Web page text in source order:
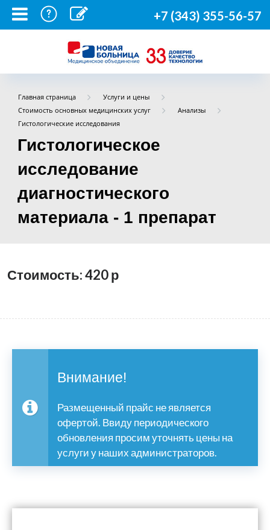
+7 (343) 355-56-57
Главная страница
Услуги и цены
Стоимость основных медицинских услуг
Анализы
Гистологические исследования
Гистологическое
исследование
диагностического
материала - 1 препарат
Стоимость: 420р
Внимание!
Размещенный прайс не является
офертой. Ввиду периодического
обновления просим уточнять цены на
услуги у наших администраторов.